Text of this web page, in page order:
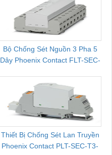
Bộ Chống Sét Nguồn 3 Pha 5
Dây Phoenix Contact FLT-SEC-
Thiết Bị Chống Sét Lan Truyền
Phoenix Contact PLT-SEC-T3-